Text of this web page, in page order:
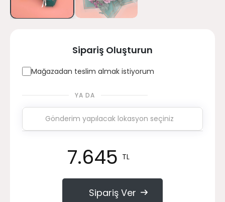
Sipariş Oluşturun
Mağazadan teslim almak istiyorum
YA DA
7.645 TL
Sipariş Ver